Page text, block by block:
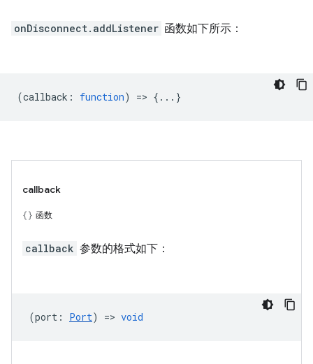
onDisconnect.addListener 函数如下所示：
(callback : function) => {...}
callback
函数
callback 参数的格式如下：
(port : Port) => void